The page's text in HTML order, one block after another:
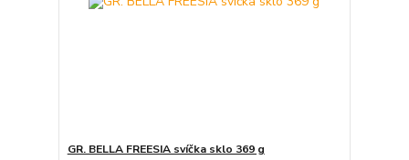
GR. BELLA FREESIA svíčka sklo 369 g